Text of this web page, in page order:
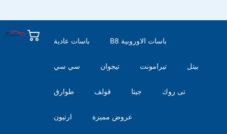
باسات عادية B8 باسات الاوروبية
سي سي تيجوان تيرامونت بيتل
طوارق قولف جيتا تى روك
ارتيون عروض مميزة